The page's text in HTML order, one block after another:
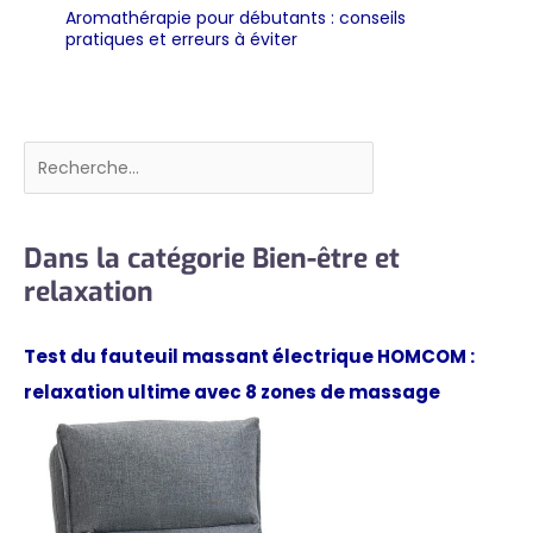
Aromathérapie pour débutants : conseils
pratiques et erreurs à éviter
Rechercher
Dans la catégorie Bien-être et
relaxation
Test du fauteuil massant électrique HOMCOM :
relaxation ultime avec 8 zones de massage